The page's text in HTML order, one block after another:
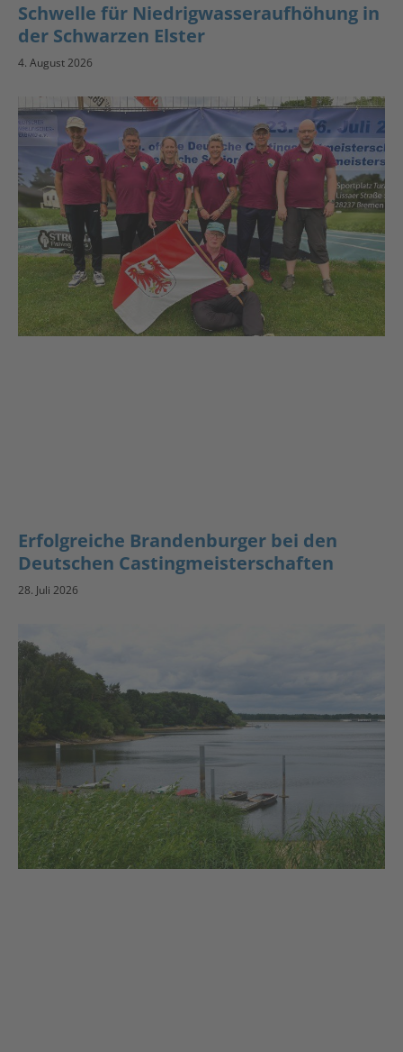
Schwelle für Niedrigwasseraufhöhung in
der Schwarzen Elster
4. August 2026
Erfolgreiche Brandenburger bei den
Deutschen Castingmeisterschaften
28. Juli 2026